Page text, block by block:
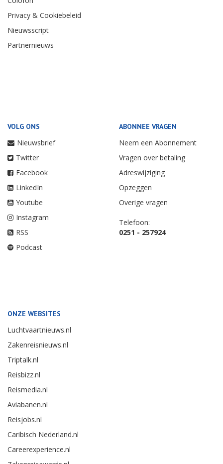
Privacy & Cookiebeleid
Nieuwsscript
Partnernieuws
VOLG ONS
Nieuwsbrief
Twitter
Facebook
LinkedIn
Youtube
Instagram
RSS
Podcast
ABONNEE VRAGEN
Neem een Abonnement
Vragen over betaling
Adreswijziging
Opzeggen
Overige vragen
Telefoon:
0251 - 257924
ONZE WEBSITES
Luchtvaartnieuws.nl
Zakenreisnieuws.nl
Triptalk.nl
Reisbizz.nl
Reismedia.nl
Aviabanen.nl
Reisjobs.nl
Caribisch Nederland.nl
Careerexperience.nl